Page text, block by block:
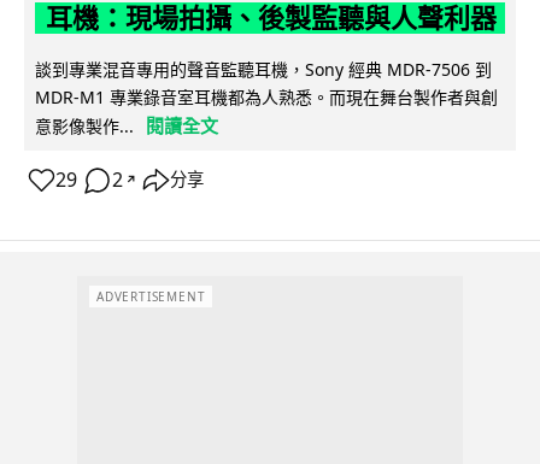
耳機：現場拍攝、後製監聽與人聲利器
談到專業混音專用的聲音監聽耳機，Sony 經典 MDR-7506 到
MDR-M1 專業錄音室耳機都為人熟悉。而現在舞台製作者與創
意影像製作...
閱讀全文
29 2 ↗ 分享
ADVERTISEMENT